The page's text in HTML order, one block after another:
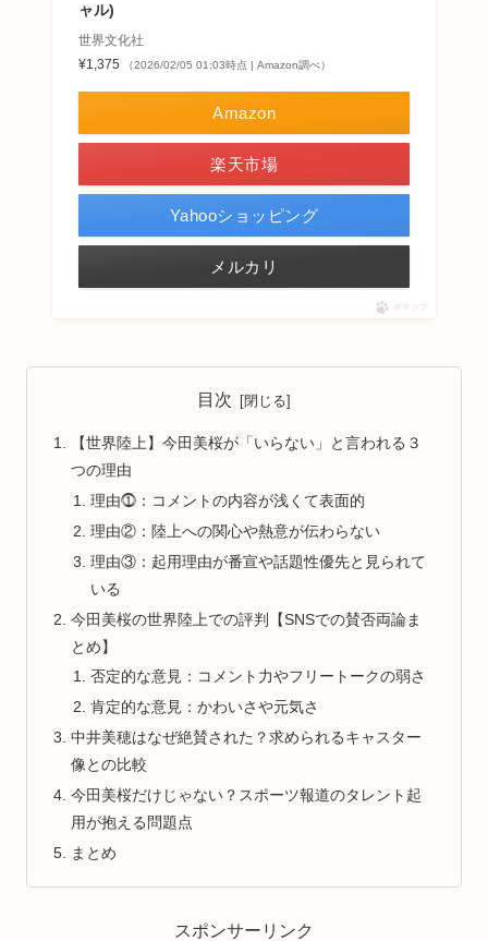
ャル)
世界文化社
¥1,375
（2026/02/05 01:03時点 | Amazon調べ）
Amazon
楽天市場
Yahooショッピング
メルカリ
ポチップ
目次
【世界陸上】今田美桜が「いらない」と言われる３
つの理由
理由⓵：コメントの内容が浅くて表面的
理由②：陸上への関心や熱意が伝わらない
理由③：起用理由が番宣や話題性優先と見られて
いる
今田美桜の世界陸上での評判【SNSでの賛否両論ま
とめ】
否定的な意見：コメント力やフリートークの弱さ
肯定的な意見：かわいさや元気さ
中井美穂はなぜ絶賛された？求められるキャスター
像との比較
今田美桜だけじゃない？スポーツ報道のタレント起
用が抱える問題点
まとめ
スポンサーリンク